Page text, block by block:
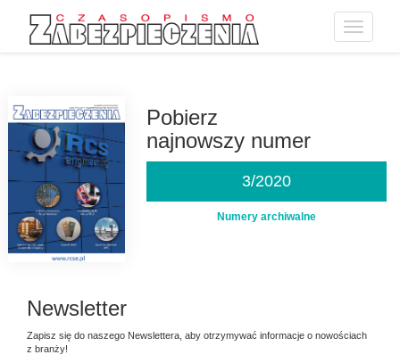
Toggle
Pobierz
najnowszy numer
3/2020
Numery archiwalne
Newsletter
Zapisz się do naszego Newslettera, aby otrzymywać informacje o nowościach
z branży!